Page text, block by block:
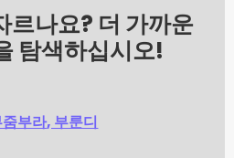
르나요? 더 가까운
탐색하십시오!
부라, 부룬디